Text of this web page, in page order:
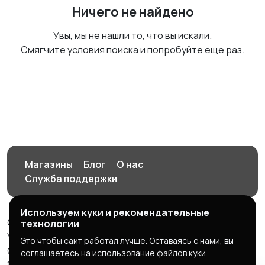
Ничего не найдено
Увы, мы не нашли то, что вы искали.
Смягчите условия поиска и попробуйте еще раз.
Магазины Блог
О нас
Служба поддержки
© 2026 Орен-АЙ - Авто | Недвижимость | Работа |
Услуги
Создал Карусов Е.С ООО "ЦПК" ИНН 5609203278 ОГРН
Используем куки и рекомендательные
технологии
Это чтобы сайт работал лучше. Оставаясь с нами, вы
соглашаетесь на использование файлов куки.